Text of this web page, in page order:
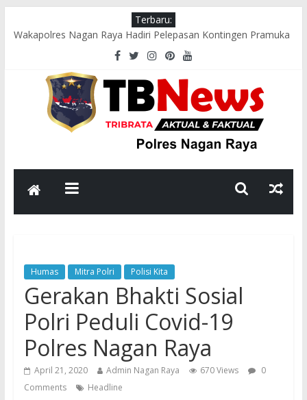
Terbaru:
Wakapolres Nagan Raya Hadiri Pelepasan Kontingen Pramuka
Menuju Cibubur di Pendopo Bupati
Polsek Seunagan Timur Gelar Pengaturan Lalu Lintas Pagi di
Lokasi Rawan Kecelakaan dan Kemacetan
Polsek Tadu Raya Sambangi Dapur MBG, Pastikan Kebersihan
dan Kelayakan Pengolahan Makanan
sambut HUT ke-81 RI, Bhabinkamtibmas Polsek Seunagan
Ajak Warga Kibarkan Bendera Merah Putih
Polsek Kuala Polres Nagan Raya Gelar Patroli dan Sosialisasi
Pencegahan Karhutla
Humas Mitra Polri Polisi Kita
Gerakan Bhakti Sosial
Polri Peduli Covid-19
Polres Nagan Raya
April 21, 2020 Admin Nagan Raya 670 Views
0
Comments
Headline